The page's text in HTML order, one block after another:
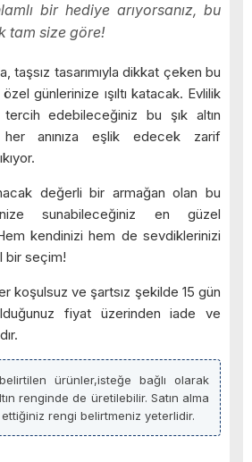
bir hediye arıyorsanız, bu
tam size göre!
taşsız tasarımıyla dikkat çeken bu
günlerinize ışıltı katacak. Evlilik
edebileceğiniz bu şık altın
anınıza eşlik edecek zarif
değerli bir armağan olan bu
sunabileceğiniz en güzel
kendinizi hem de sevdiklerinizi
bir seçim!
koşulsuz ve şartsız şekilde 15 gün
fiyat üzerinden iade ve
ürünler,isteğe bağlı olarak
renginde de üretilebilir. Satın alma
rengi belirtmeniz yeterlidir.